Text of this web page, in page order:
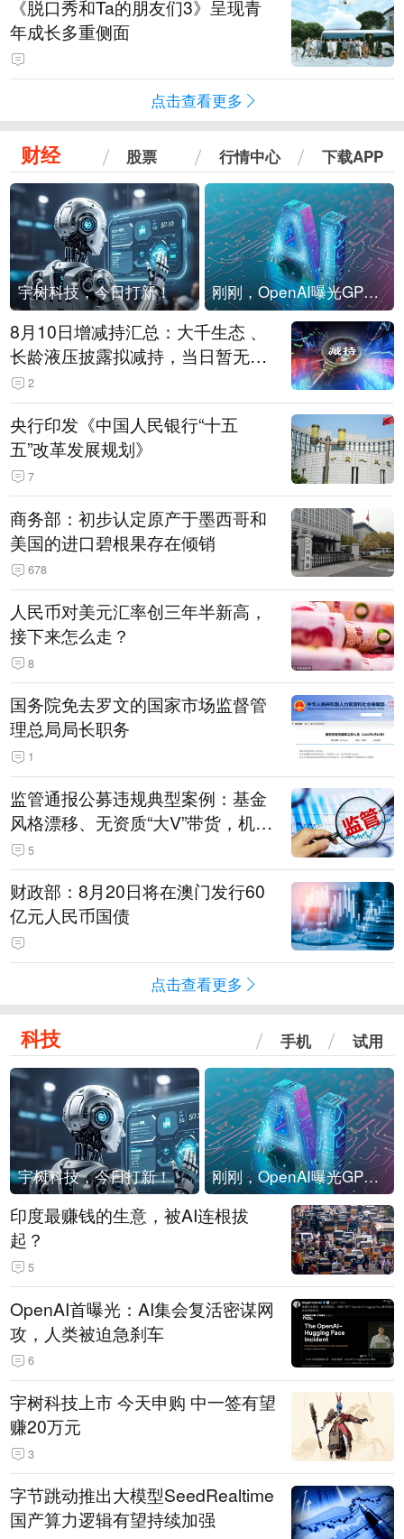
《脱口秀和Ta的朋友们3》呈现青
年成长多重侧面
点击查看更多
财经 股票 行情中心 下载APP
宇树科技，今日打新！ 刚刚，OpenAI曝光GPT-6！传10万亿参数，8月强行发布
8月10日增减持汇总：大千生态 、
长龄液压披露拟减持，当日暂无A
股增持（表）
2
央行印发《中国人民银行“十五
五”改革发展规划》
7
商务部：初步认定原产于墨西哥和
美国的进口碧根果存在倾销
678
人民币对美元汇率创三年半新高，
接下来怎么走？
8
国务院免去罗文的国家市场监督管
理总局局长职务
1
监管通报公募违规典型案例：基金
风格漂移、无资质“大V”带货，机构
被暂停新产品注册3个月
5
财政部：8月20日将在澳门发行60
亿元人民币国债
点击查看更多
科技 手机 试用
宇树科技，今日打新！ 刚刚，OpenAI曝光GPT-6！传10万亿参数，8月强行发布
印度最赚钱的生意，被AI连根拔
起？
5
OpenAI首曝光：AI集会复活密谋网
攻，人类被迫急刹车
6
宇树科技上市 今天申购 中一签有望
赚20万元
3
字节跳动推出大模型SeedRealtime
国产算力逻辑有望持续加强